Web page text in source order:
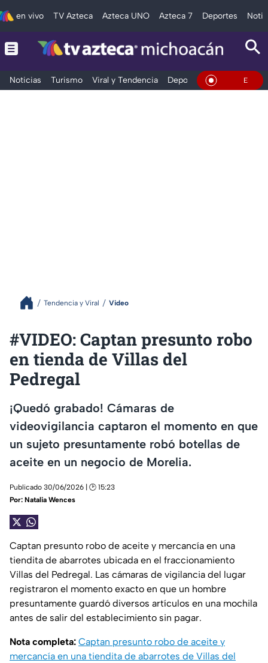
en vivo TV Azteca Azteca UNO Azteca 7 Deportes
Noticias Turismo Viral y Tendencia Deportes Espectáculos
En Vivo
Tendencia y Viral Video
#VIDEO: Captan presunto robo
en tienda de Villas del
Pedregal
¡Quedó grabado! Cámaras de
videovigilancia captaron el momento en que
un sujeto presuntamente robó botellas de
aceite en un negocio de Morelia.
Publicado 30/06/2026 | 🕑 15:23
Por: Natalia Wences
Captan presunto robo de aceite y mercancía en una
tiendita de abarrotes ubicada en el fraccionamiento
Villas del Pedregal. Las cámaras de vigilancia del lugar
registraron el momento exacto en que un hombre
presuntamente guardó diversos artículos en una mochila
antes de salir del establecimiento sin pagar.
Nota completa: Captan presunto robo de aceite y
mercancía en una tiendita de abarrotes de Villas del